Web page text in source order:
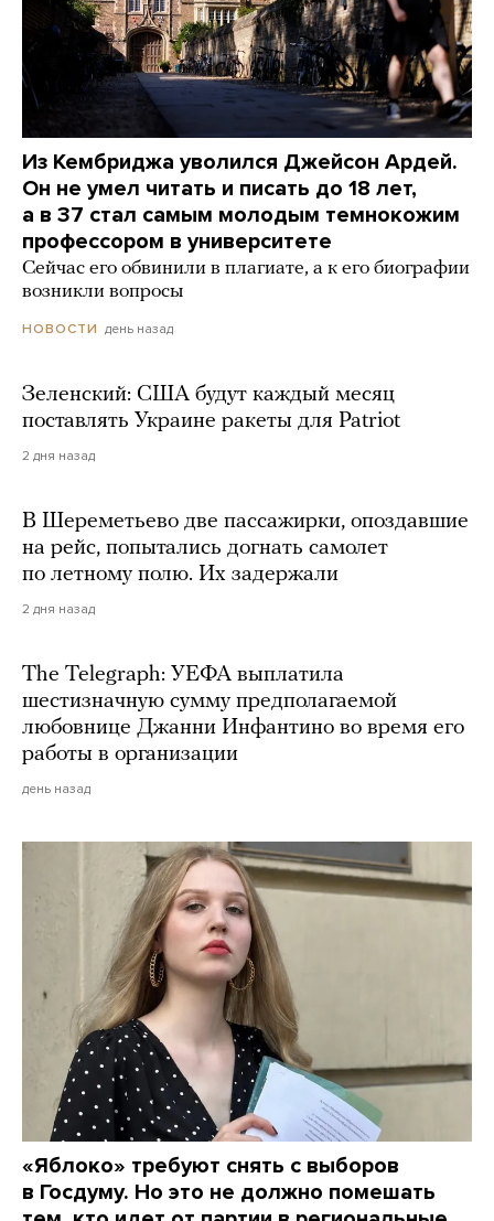
Из Кембриджа уволился Джейсон Ардей.
Он не умел читать и писать до 18 лет,
а в 37 стал самым молодым темнокожим
профессором в университете
Сейчас его обвинили в плагиате, а к его биографии
возникли вопросы
НОВОСТИ день назад
Зеленский: США будут каждый месяц
поставлять Украине ракеты для Patriot
2 дня назад
В Шереметьево две пассажирки, опоздавшие
на рейс, попытались догнать самолет
по летному полю. Их задержали
2 дня назад
The Telegraph: УЕФА выплатила
шестизначную сумму предполагаемой
любовнице Джанни Инфантино во время его
работы в организации
день назад
«Яблоко» требуют снять с выборов
в Госдуму. Но это не должно помешать